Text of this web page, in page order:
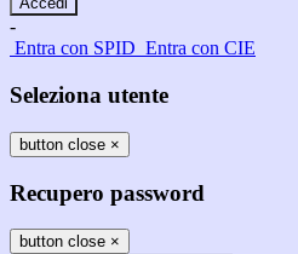
-
Entra con SPID Entra con CIE
Seleziona utente
button close ×
Recupero password
button close ×